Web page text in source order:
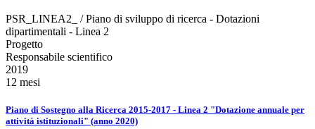
PSR_LINEA2_ / Piano di sviluppo di ricerca - Dotazioni
dipartimentali - Linea 2
Progetto
Responsabile scientifico
2019
12 mesi
Piano di Sostegno alla Ricerca 2015-2017 - Linea 2 "Dotazione annuale per
attività istituzionali" (anno 2020)